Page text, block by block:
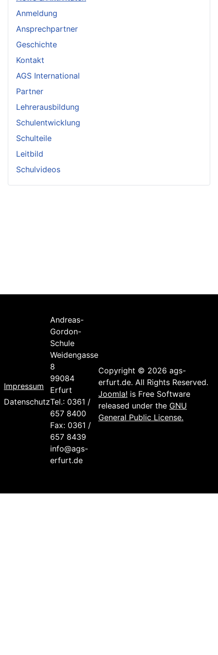
Anmeldung
Ansprechpartner
Geschichte
Kontakt
AGS International
Partner
Lehrerausbildung
Schulentwicklung
Schulteile
Leitbild
Schulvideos
Impressum
Datenschutz
Andreas-
Gordon-
Schule
Weidengasse
8
99084
Erfurt
Tel.: 0361 /
657 8400
Fax: 0361 /
657 8439
info@ags-
erfurt.de
Copyright © 2026 ags-
erfurt.de. All Rights Reserved.
Joomla! is Free Software
released under the GNU
General Public License.